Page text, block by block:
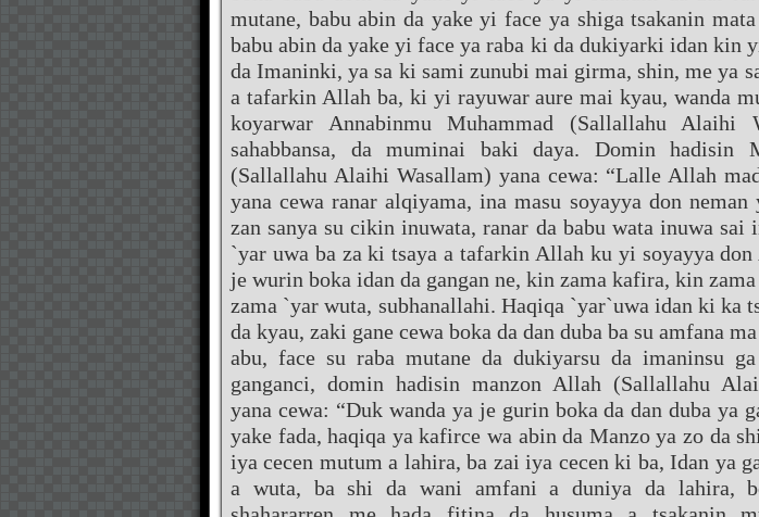
mutane, babu abin da yake yi face ya shiga tsakanin
babu abin da yake yi face ya raba ki da dukiyarki idan kin
da Imaninki, ya sa ki sami zunubi mai girma, shin, me ya
a tafarkin Allah ba, ki yi rayuwar aure mai kyau, wanda
koyarwar Annabinmu Muhammad (Sallallahu Alaihi
sahabbansa, da muminai baki daya. Domin hadisin
(Sallallahu Alaihi Wasallam) yana cewa: “Lalle Allah
yana cewa ranar alqiyama, ina masu soyayya don neman
zan sanya su cikin inuwata, ranar da babu wata inuwa sai
`yar uwa ba za ki tsaya a tafarkin Allah ku yi soyayya
je wurin boka idan da gangan ne, kin zama kafira, kin
zama `yar wuta, subhanallahi. Haqiqa `yar`uwa idan ki ka
da kyau, zaki gane cewa boka da dan duba ba su amfana
abu, face su raba mutane da dukiyarsu da imaninsu
ganganci, domin hadisin manzon Allah (Sallallahu
yana cewa: “Duk wanda ya je gurin boka da dan duba ya
yake fada, haqiqa ya kafirce wa abin da Manzo ya zo da
iya cecen mutum a lahira, ba zai iya cecen ki ba, Idan ya
a wuta, ba shi da wani amfani a duniya da lahira,